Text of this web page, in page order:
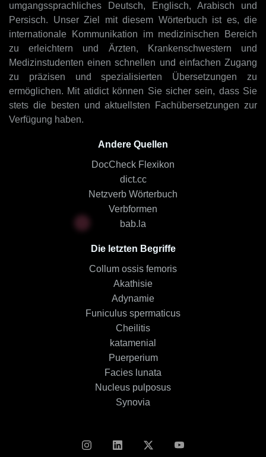
umgangssprachliches Deutsch, Englisch, Arabisch und
Persisch. Unser Ziel mit diesem Wörterbuch ist es, die
internationale Kommunikation im medizinischen Bereich
zu erleichtern und Ärzten, Krankenschwestern und
Medizinstudenten einen schnellen und einfachen Zugang
zu präzisen und spezialisierten Übersetzungen zu
ermöglichen. Mit atidict können Sie sicher sein, dass Sie
stets die besten und aktuellsten Fachübersetzungen zur
Verfügung haben.
Andere Quellen
DocCheck Flexikon
dict.cc
Netzverb Wörterbuch
Verbformen
bab.la
Die letzten Begriffe
Collum ossis femoris
Akathisie
Adynamie
Funiculus spermaticus
Cheilitis
katamenial
Puerperium
Facies lunata
Nucleus pulposus
Synovia